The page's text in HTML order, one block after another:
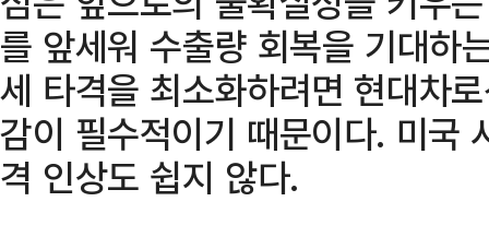
를 앞세워 수출량 회복을 기대하
세 타격을 최소화하려면 현대차
감이 필수적이기 때문이다. 미국
격 인상도 쉽지 않다.